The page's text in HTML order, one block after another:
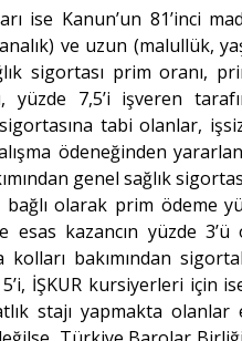
ise Kanun’un 81’inci
analık) ve uzun (malullük,
sigortası prim oranı,
yüzde 7,5’i işveren
tabi olanlar,
ödeneğinden
genel sağlık
olarak prim ödeme
kazancın yüzde
kolları bakımından
İŞKUR kursiyerleri için
stajı yapmakta